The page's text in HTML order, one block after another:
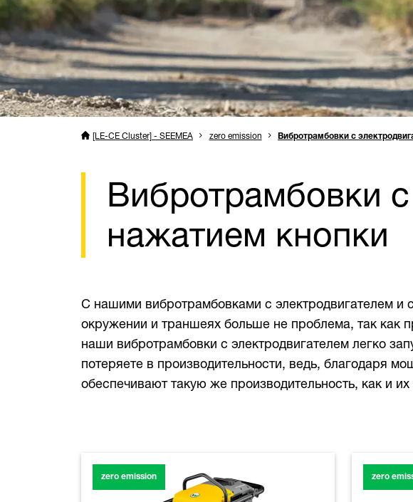
[LE-CE Cluster] - SEEMEA zero emission Вибротрамбовки с
Вибротрамбовки
нажатием кнопки
С нашими вибротрамбовками с электродвигателем и
окружении и траншеях больше не проблема, так как
наши вибротрамбовки с электродвигателем легко
потеряете в производительности, ведь, благодаря
обеспечивают такую же производительность, как и
zero emission zero